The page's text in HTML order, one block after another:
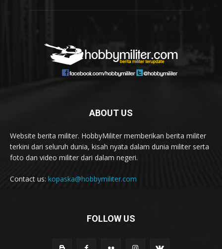
ABOUT US
Website berita militer. HobbyMiliter memberikan berita militer
terkini dari seluruh dunia, kisah nyata dalam dunia militer serta
foto dan video militer dari dalam negeri.
Contact us: kopaska@hobbymiliter.com
FOLLOW US